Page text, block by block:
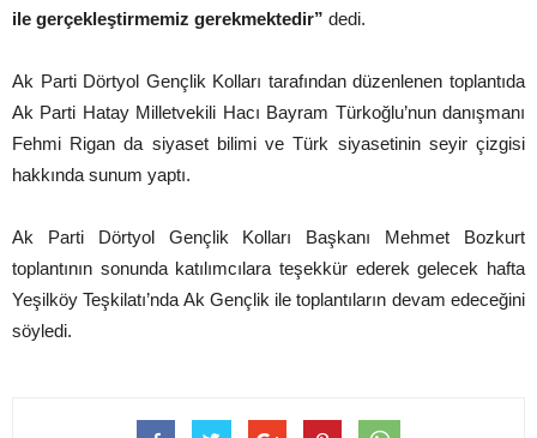
ile gerçekleştirmemiz gerekmektedir” dedi.
Ak Parti Dörtyol Gençlik Kolları tarafından düzenlenen toplantıda
Ak Parti Hatay Milletvekili Hacı Bayram Türkoğlu’nun danışmanı
Fehmi Rigan da siyaset bilimi ve Türk siyasetinin seyir çizgisi
hakkında sunum yaptı.
Ak Parti Dörtyol Gençlik Kolları Başkanı Mehmet Bozkurt
toplantının sonunda katılımcılara teşekkür ederek gelecek hafta
Yeşilköy Teşkilatı’nda Ak Gençlik ile toplantıların devam edeceğini
söyledi.